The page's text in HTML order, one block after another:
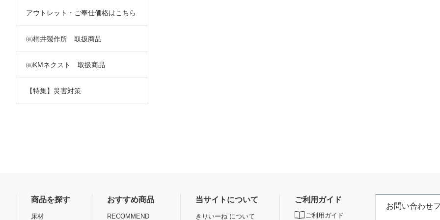
アウトレット・ご奉仕価格はこちら
㈱桐井製作所 取扱商品
㈱KMネクスト 取扱商品
【特集】災害対策
商品を探す
床材
おすすめ商品
RECOMMEND
当サイトについて
きりいーね について
ご利用ガイド
ご利用ガイド
お問い合わせ